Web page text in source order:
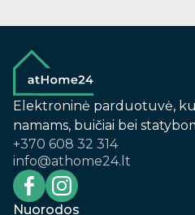
Elektroninė parduotuvė,
namams, buičiai bei
+370 608 32 314
info@athome24.lt
Nuorodos